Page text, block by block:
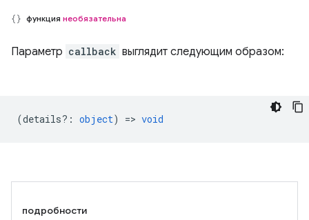
функция необязательна
Параметр callback выглядит следующим образом:
(details? : object) => void
подробности